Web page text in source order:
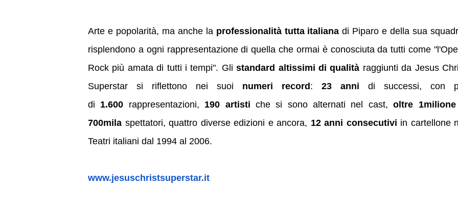
Arte e popolarità, ma anche la professionalità tutta italiana di Piparo e della sua
risplendono a ogni rappresentazione di quella che ormai è conosciuta da tutti come
Rock più amata di tutti i tempi". Gli standard altissimi di qualità raggiunti da Jesus
Superstar si riflettono nei suoi
numeri record : 23 anni
di successi, con
di 1.600 rappresentazioni, 190 artisti che si sono alternati nel cast, oltre
700mila spettatori, quattro diverse edizioni e ancora, 12 anni consecutivi in cartellone
Teatri italiani dal 1994 al 2006.
www.jesuschristsuperstar.it